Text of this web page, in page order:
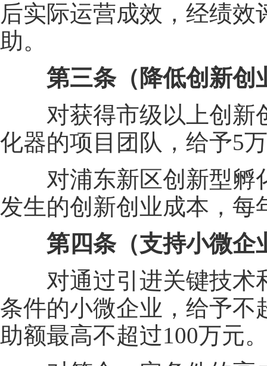
后实际运营成效，经绩
助。
第三条（降低创新创
对获得市级以上创新
化器的项目团队，给予5
对浦东新区创新型孵
发生的创新创业成本，每
第四条（支持小微企
对通过引进关键技术
条件的小微企业，给予不
助额最高不超过100万元